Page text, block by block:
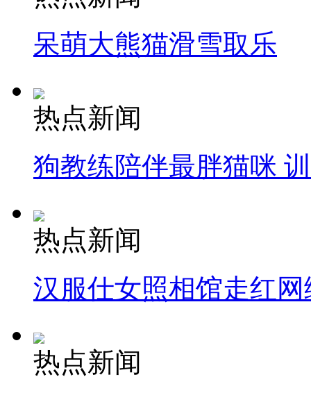
呆萌大熊猫滑雪取乐
热点新闻
狗教练陪伴最胖猫咪
热点新闻
汉服仕女照相馆走红网
热点新闻